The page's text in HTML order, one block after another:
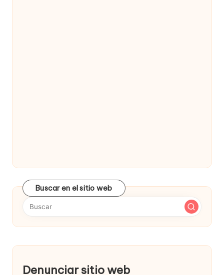
Buscar en el sitio web
Denunciar sitio web